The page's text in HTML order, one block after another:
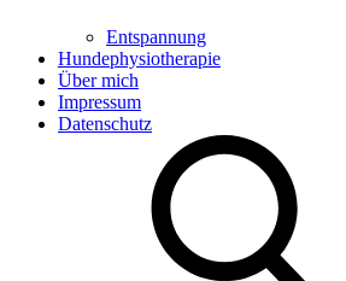
Entspannung
Hundephysiotherapie
Über mich
Impressum
Datenschutz